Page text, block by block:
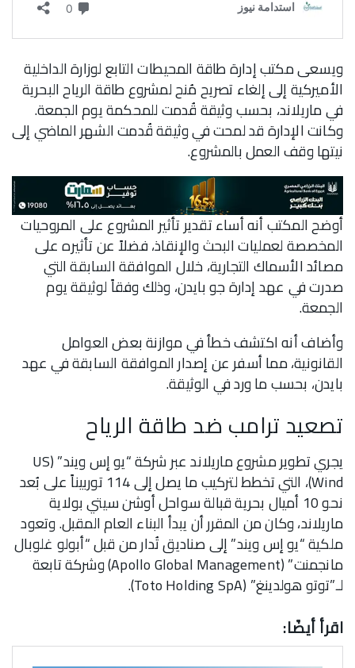
ويسعى مكتب إدارة طاقة المحيطات التابع لوزارة الداخلية
الأميركية إلى إلغاء تصريح مُنح لمشروع طاقة الرياح البحرية
في ماريلاند، بحسب وثيقة قُدمت للمحكمة يوم الجمعة.
وكانت الإدارة قد لمحت في وثيقة قُدمت الشهر الماضي إلى
نيتها وقف العمل بالمشروع.
أوضح المكتب أنه أساء تقدير تأثير المشروع على المروحيات
المخصصة لعمليات البحث والإنقاذ، فضلاً عن تأثيره على
مصائد الأسماك التجارية، خلال الموافقة السابقة التي
صدرت في عهد إدارة جو بايدن، وذلك وفقاً لوثيقة يوم
الجمعة.
وأضاف أنه اكتشف خطأ في موازنة بعض العوامل
القانونية، مما أسفر عن إصدار الموافقة السابقة في عهد
بايدن، بحسب ما ورد في الوثيقة.
تصعيد ترامب ضد طاقة الرياح
يجري تطوير مشروع ماريلاند عبر شركة “يو إس ويند” (US
Wind)، التي تخطط لتركيب ما يصل إلى 114 توربيناً على بُعد
نحو 10 أميال بحرية قبالة سواحل أوشن سيتي بولاية
ماريلاند، وكان من المقرر أن يبدأ البناء العام المقبل. وتعود
ملكية “يو إس ويند” إلى صناديق تُدار من قبل “أبولو غلوبال
مانجمنت” (Apollo Global Management) وشركة تابعة
لـ”توتو هولدينغ” (Toto Holding SpA).
اقرأ أيضًا: